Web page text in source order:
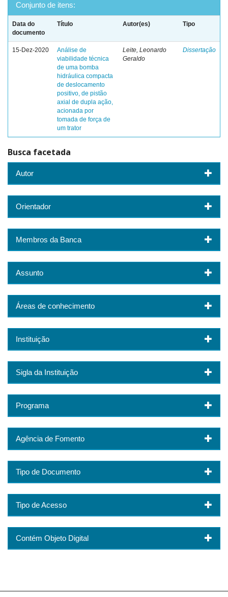
Conjunto de itens:
Data do
documento
Título Autor(es) Tipo
15-Dez-2020
Análise de
viabilidade técnica
de uma bomba
hidráulica compacta
de deslocamento
positivo, de pistão
axial de dupla ação,
acionada por
tomada de força de
um trator
Leite, Leonardo
Geraldo
Dissertação
Busca facetada
Autor
Orientador
Membros da Banca
Assunto
Áreas de conhecimento
Instituição
Sigla da Instituição
Programa
Agência de Fomento
Tipo de Documento
Tipo de Acesso
Contém Objeto Digital